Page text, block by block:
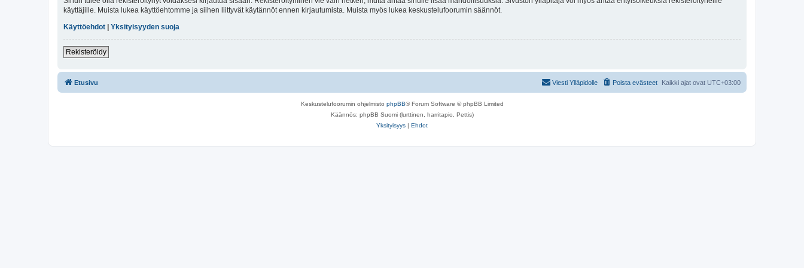
käyttäjille. Muista lukea käyttöehtomme ja siihen liittyvät käytännöt ennen kirjautumista. Muista myös lukea keskustelufoorumin säännöt.
Käyttöehdot | Yksityisyyden suoja
Rekisteröidy
Etusivu Kaikki ajat ovat UTC+03:00
Poista evästeet
Viesti Ylläpidolle
Keskustelufoorumin ohjelmisto phpBB® Forum Software © phpBB Limited
Käännös: phpBB Suomi (lurttinen, harritapio, Pettis)
Yksityisyys | Ehdot